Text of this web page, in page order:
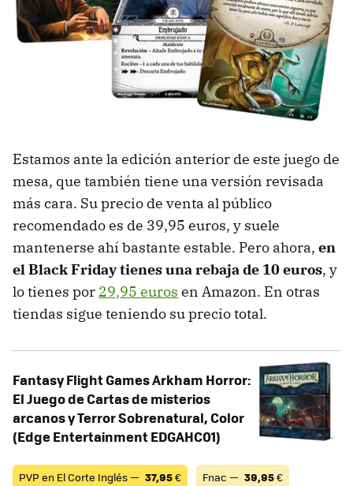
Estamos ante la edición anterior de este juego de
mesa, que también tiene una versión revisada
más cara. Su precio de venta al público
recomendado es de 39,95 euros, y suele
mantenerse ahí bastante estable. Pero ahora, en
el Black Friday tienes una rebaja de 10 euros, y
lo tienes por 29,95 euros en Amazon. En otras
tiendas sigue teniendo su precio total.
Fantasy Flight Games Arkham Horror:
El Juego de Cartas de misterios
arcanos y Terror Sobrenatural, Color
(Edge Entertainment EDGAHC01)
PVP en El Corte Inglés — 37,95€ Fnac — 39,95€